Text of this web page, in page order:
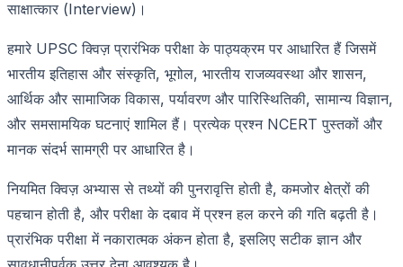
साक्षात्कार (Interview)।
हमारे UPSC क्विज़ प्रारंभिक परीक्षा के पाठ्यक्रम पर आधारित हैं जिसमें
भारतीय इतिहास और संस्कृति, भूगोल, भारतीय राजव्यवस्था और शासन,
आर्थिक और सामाजिक विकास, पर्यावरण और पारिस्थितिकी, सामान्य विज्ञान,
और समसामयिक घटनाएं शामिल हैं। प्रत्येक प्रश्न NCERT पुस्तकों और
मानक संदर्भ सामग्री पर आधारित है।
नियमित क्विज़ अभ्यास से तथ्यों की पुनरावृत्ति होती है, कमजोर क्षेत्रों की
पहचान होती है, और परीक्षा के दबाव में प्रश्न हल करने की गति बढ़ती है।
प्रारंभिक परीक्षा में नकारात्मक अंकन होता है, इसलिए सटीक ज्ञान और